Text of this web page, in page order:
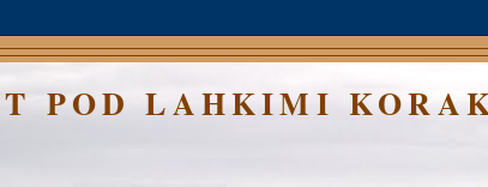
POD LAHKIMI